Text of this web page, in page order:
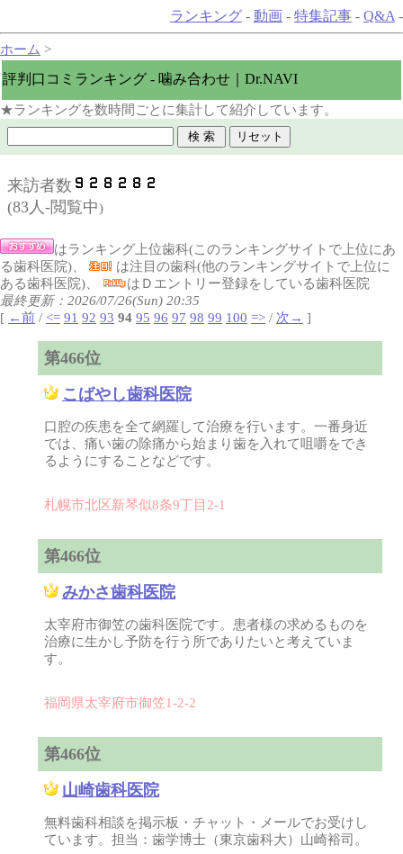
ランキング - 動画 - 特集記事 - Q&A -
ホーム >
評判口コミランキング - 噛み合わせ｜Dr.NAVI
★ランキングを数時間ごとに集計して紹介しています。
来訪者数
(83人-閲覧中)
はランキング上位歯科(このランキングサイトで上位にあ
る歯科医院)、
は注目の歯科(他のランキングサイトで上位に
ある歯科医院)、
はＤエントリー登録をしている歯科医院
最終更新：2026/07/26(Sun) 20:35
[ ←前 / <= 91 92 93 94 95 96 97 98 99 100 => / 次→ ]
第466位
こばやし歯科医院
口腔の疾患を全て網羅して治療を行います。一番身近
では、痛い歯の除痛から始まり歯を入れて咀嚼をでき
るようにすることなどです。
札幌市北区新琴似8条9丁目2-1
第466位
みかさ歯科医院
太宰府市御笠の歯科医院です。患者様の求めるものを
治療に生かし予防を行う所でありたいと考えていま
す。
福岡県太宰府市御笠1-2-2
第466位
山崎歯科医院
無料歯科相談を掲示板・チャット・メールでお受けし
ています。担当：歯学博士（東京歯科大）山崎裕司。